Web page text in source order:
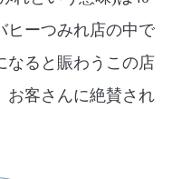
ヒーつみれ店の中で
なると賑わうこの店
お客さんに絶賛され